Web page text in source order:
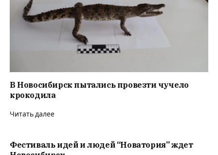
В Новосибирск пытались провезти чучело
крокодила
Читать далее
Фестиваль идей и людей “Новатория” ждет